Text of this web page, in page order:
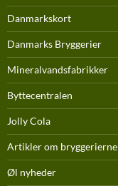
Danmarkskort
Danmarks Bryggerier
Mineralvandsfabrikker
Byttecentralen
Jolly Cola
Artikler om bryggerierne
Øl nyheder